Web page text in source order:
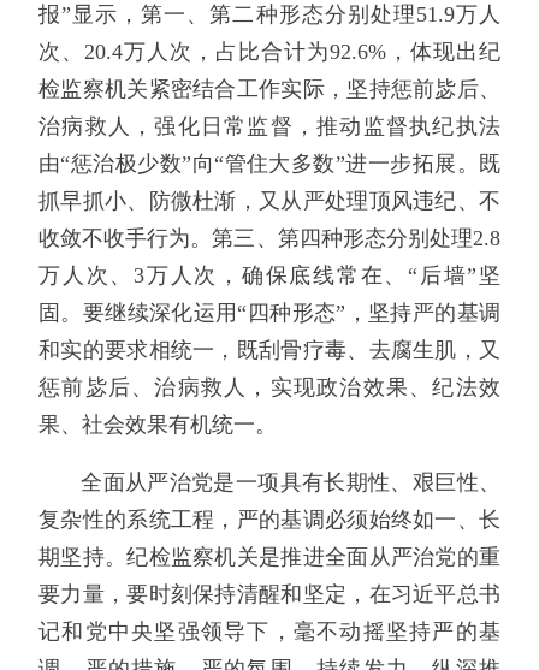
报”显示，第一、第二种形态分别处理51.9万人
次、20.4万人次，占比合计为92.6%，体现出纪
检监察机关紧密结合工作实际，坚持惩前毖后、
治病救人，强化日常监督，推动监督执纪执法
由“惩治极少数”向“管住大多数”进一步拓展。既
抓早抓小、防微杜渐，又从严处理顶风违纪、不
收敛不收手行为。第三、第四种形态分别处理2.8
万人次、3万人次，确保底线常在、“后墙”坚
固。要继续深化运用“四种形态”，坚持严的基调
和实的要求相统一，既刮骨疗毒、去腐生肌，又
惩前毖后、治病救人，实现政治效果、纪法效
果、社会效果有机统一。
全面从严治党是一项具有长期性、艰巨性、
复杂性的系统工程，严的基调必须始终如一、长
期坚持。纪检监察机关是推进全面从严治党的重
要力量，要时刻保持清醒和坚定，在习近平总书
记和党中央坚强领导下，毫不动摇坚持严的基